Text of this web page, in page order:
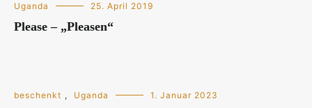
Uganda 25. April 2019
Please – „Pleasen“
beschenkt , Uganda 1. Januar 2023